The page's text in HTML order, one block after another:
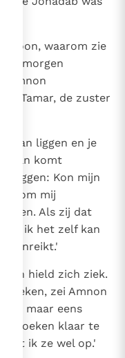
te eren
Latijnse uitgave
autonomie
toe
een gave als
belangrijke
Rooms
beschikbaar
donaties.
waarom zie
morgen
Amnon
Tamar, de zuster
gaan liggen en je
dan komt
zeggen: Kon mijn
om mij
Als zij dat
ik het zelf kan
aanreikt.'
en hield zich ziek.
zei Amnon
maar eens
koeken klaar te
eet ik ze wel op.'